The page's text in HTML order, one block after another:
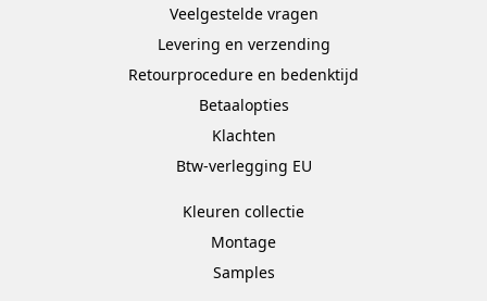
Veelgestelde vragen
Levering en verzending
Retourprocedure en bedenktijd
Betaalopties
Klachten
Btw-verlegging EU
Kleuren collectie
Montage
Samples